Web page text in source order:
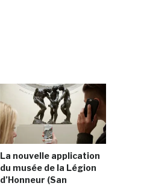
La nouvelle application
du musée de la Légion
d’Honneur (San